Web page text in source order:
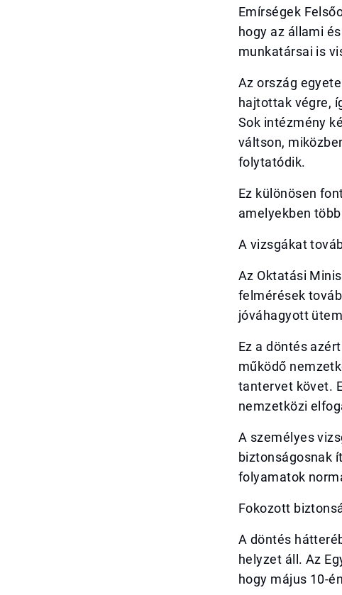
Emírségek
hogy az állami
munkatársai is
Az ország
hajtottak végre,
Sok intézmény
váltson,
folytatódik.
Ez különösen
amelyekben
A vizsgákat
Az Oktatási
felmérések
jóváhagyott
Ez a döntés
működő
tantervet követ.
nemzetközi
A személyes
biztonságosnak
folyamatok
Fokozott
A döntés
helyzet áll. Az
hogy május 10-